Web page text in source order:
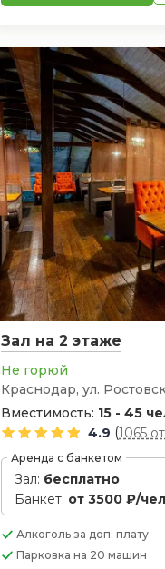
Зал на 2 этаже
Не горюй
Краснодар, ул.
Вместимость: 15 - 45
4.9 (1065
Аренда с банкетом
Зал: бесплатно
Банкет: от 3500 ₽/
Алкогольза доп. плату
Парковкана 20 машин